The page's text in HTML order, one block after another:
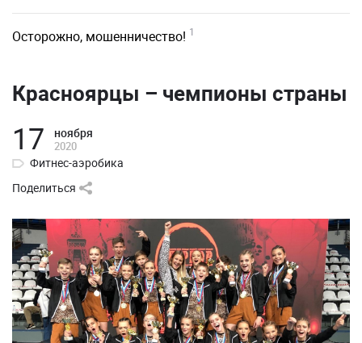
Осторожно, мошенничество! 1
Красноярцы – чемпионы страны
17 ноября
2020
Фитнес-аэробика
Поделиться